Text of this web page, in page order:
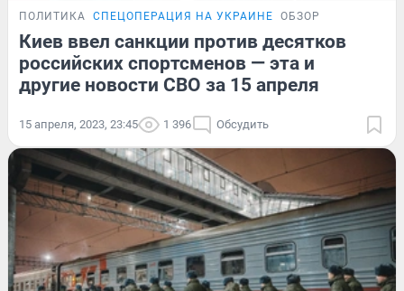
ПОЛИТИКА СПЕЦОПЕРАЦИЯ НА УКРАИНЕ ОБЗОР
Киев ввел санкции против десятков
российских спортсменов — эта и
другие новости СВО за 15 апреля
15 апреля, 2023, 23:45 1 396 Обсудить